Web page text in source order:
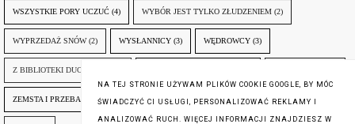
WSZYSTKIE PORY UCZUĆ (4) WYBÓR JEST TYLKO ZŁUDZENIEM (2)
WYPRZEDAŻ SNÓW (2) WYSŁANNICY (3) WĘDROWCY (3)
Z BIBLIOTEKI DUCHA GÓR
ZEMSTA I PRZEBACZENIE (6) ŚLADY ZBRODNI (3) ŻYCIA W ŻYCIU (3)
NA TEJ STRONIE UŻYWAM PLIKÓW COOKIE GOOGLE, BY MÓC
ŚWIADCZYĆ CI USŁUGI, PERSONALIZOWAĆ REKLAMY I
ANALIZOWAĆ RUCH. WIĘCEJ INFORMACJI ZNAJDZIESZ W